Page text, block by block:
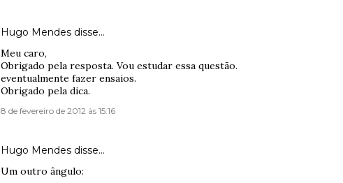
Hugo Mendes disse…
Meu caro,
Obrigado pela resposta. Vou estudar essa questão.
eventualmente fazer ensaios.
Obrigado pela dica.
8 de fevereiro de 2012 às 15:16
Hugo Mendes disse…
Um outro ângulo: